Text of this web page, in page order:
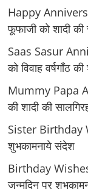
Happy
फूफाजी को शादी
Saas Sasur
को विवाह वर्षगाँठ
Mummy Papa
की शादी की
Sister Birthday
शुभकामनाये संदेश
Birthday
जन्मदिन पर